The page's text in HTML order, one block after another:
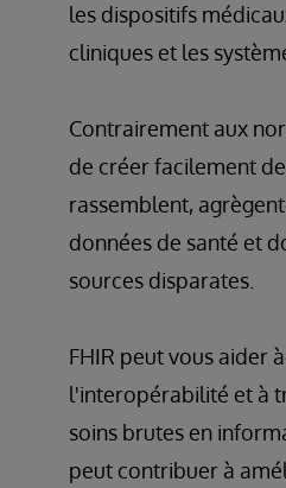
les dispositifs
cliniques et les
Contrairement aux
de créer facilement
rassemblent,
données de santé et
sources disparates.
FHIR peut vous aider
l'interopérabilité et à
soins brutes en
peut contribuer à